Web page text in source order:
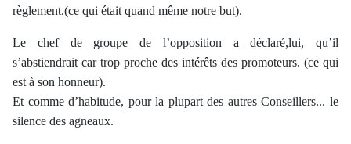
règlement.(ce qui était quand même notre but).
Le chef de groupe de l’opposition a déclaré,lui, qu’il
s’abstiendrait car trop proche des intérêts des promoteurs. (ce qui
est à son honneur).
Et comme d’habitude, pour la plupart des autres Conseillers... le
silence des agneaux.